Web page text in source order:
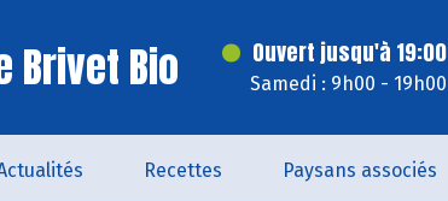
Brivet Bio Ouvert jusqu'à 19:00
Samedi : 9h00 - 19h00
Recettes Paysans associés